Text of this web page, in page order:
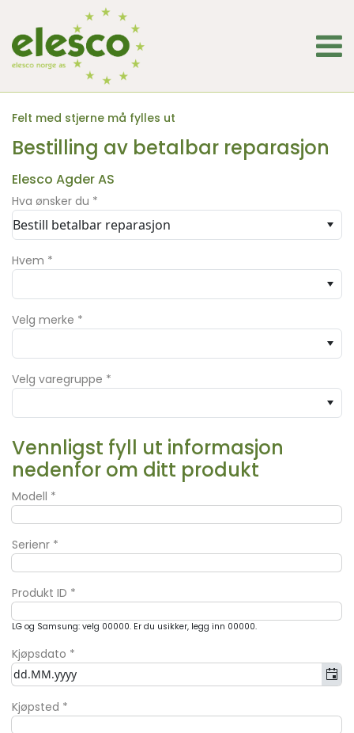
Felt med stjerne må fylles ut
Bestilling av betalbar reparasjon
Elesco Agder AS
Hva ønsker du *
Bestill betalbar reparasjon
Hvem *
Velg merke *
Velg varegruppe *
Vennligst fyll ut informasjon
nedenfor om ditt produkt
Modell *
Serienr *
Produkt ID *
LG og Samsung: velg 00000. Er du usikker, legg inn 00000.
Kjøpsdato *
Kjøpsted *